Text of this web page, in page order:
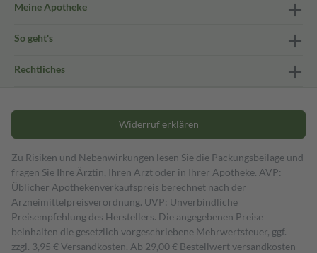
Meine Apotheke
So geht's
Rechtliches
Widerruf erklären
Zu Risiken und Nebenwirkungen lesen Sie die Packungsbeilage und
fragen Sie Ihre Ärztin, Ihren Arzt oder in Ihrer Apotheke. AVP:
Üblicher Apothekenverkaufspreis berechnet nach der
Arzneimittelpreisverordnung. UVP: Unverbindliche
Preisempfehlung des Herstellers. Die angegebenen Preise
beinhalten die gesetzlich vorgeschriebene Mehrwertsteuer, ggf.
zzgl. 3,95 € Versandkosten. Ab 29,00 € Bestell­wert versand­kosten­